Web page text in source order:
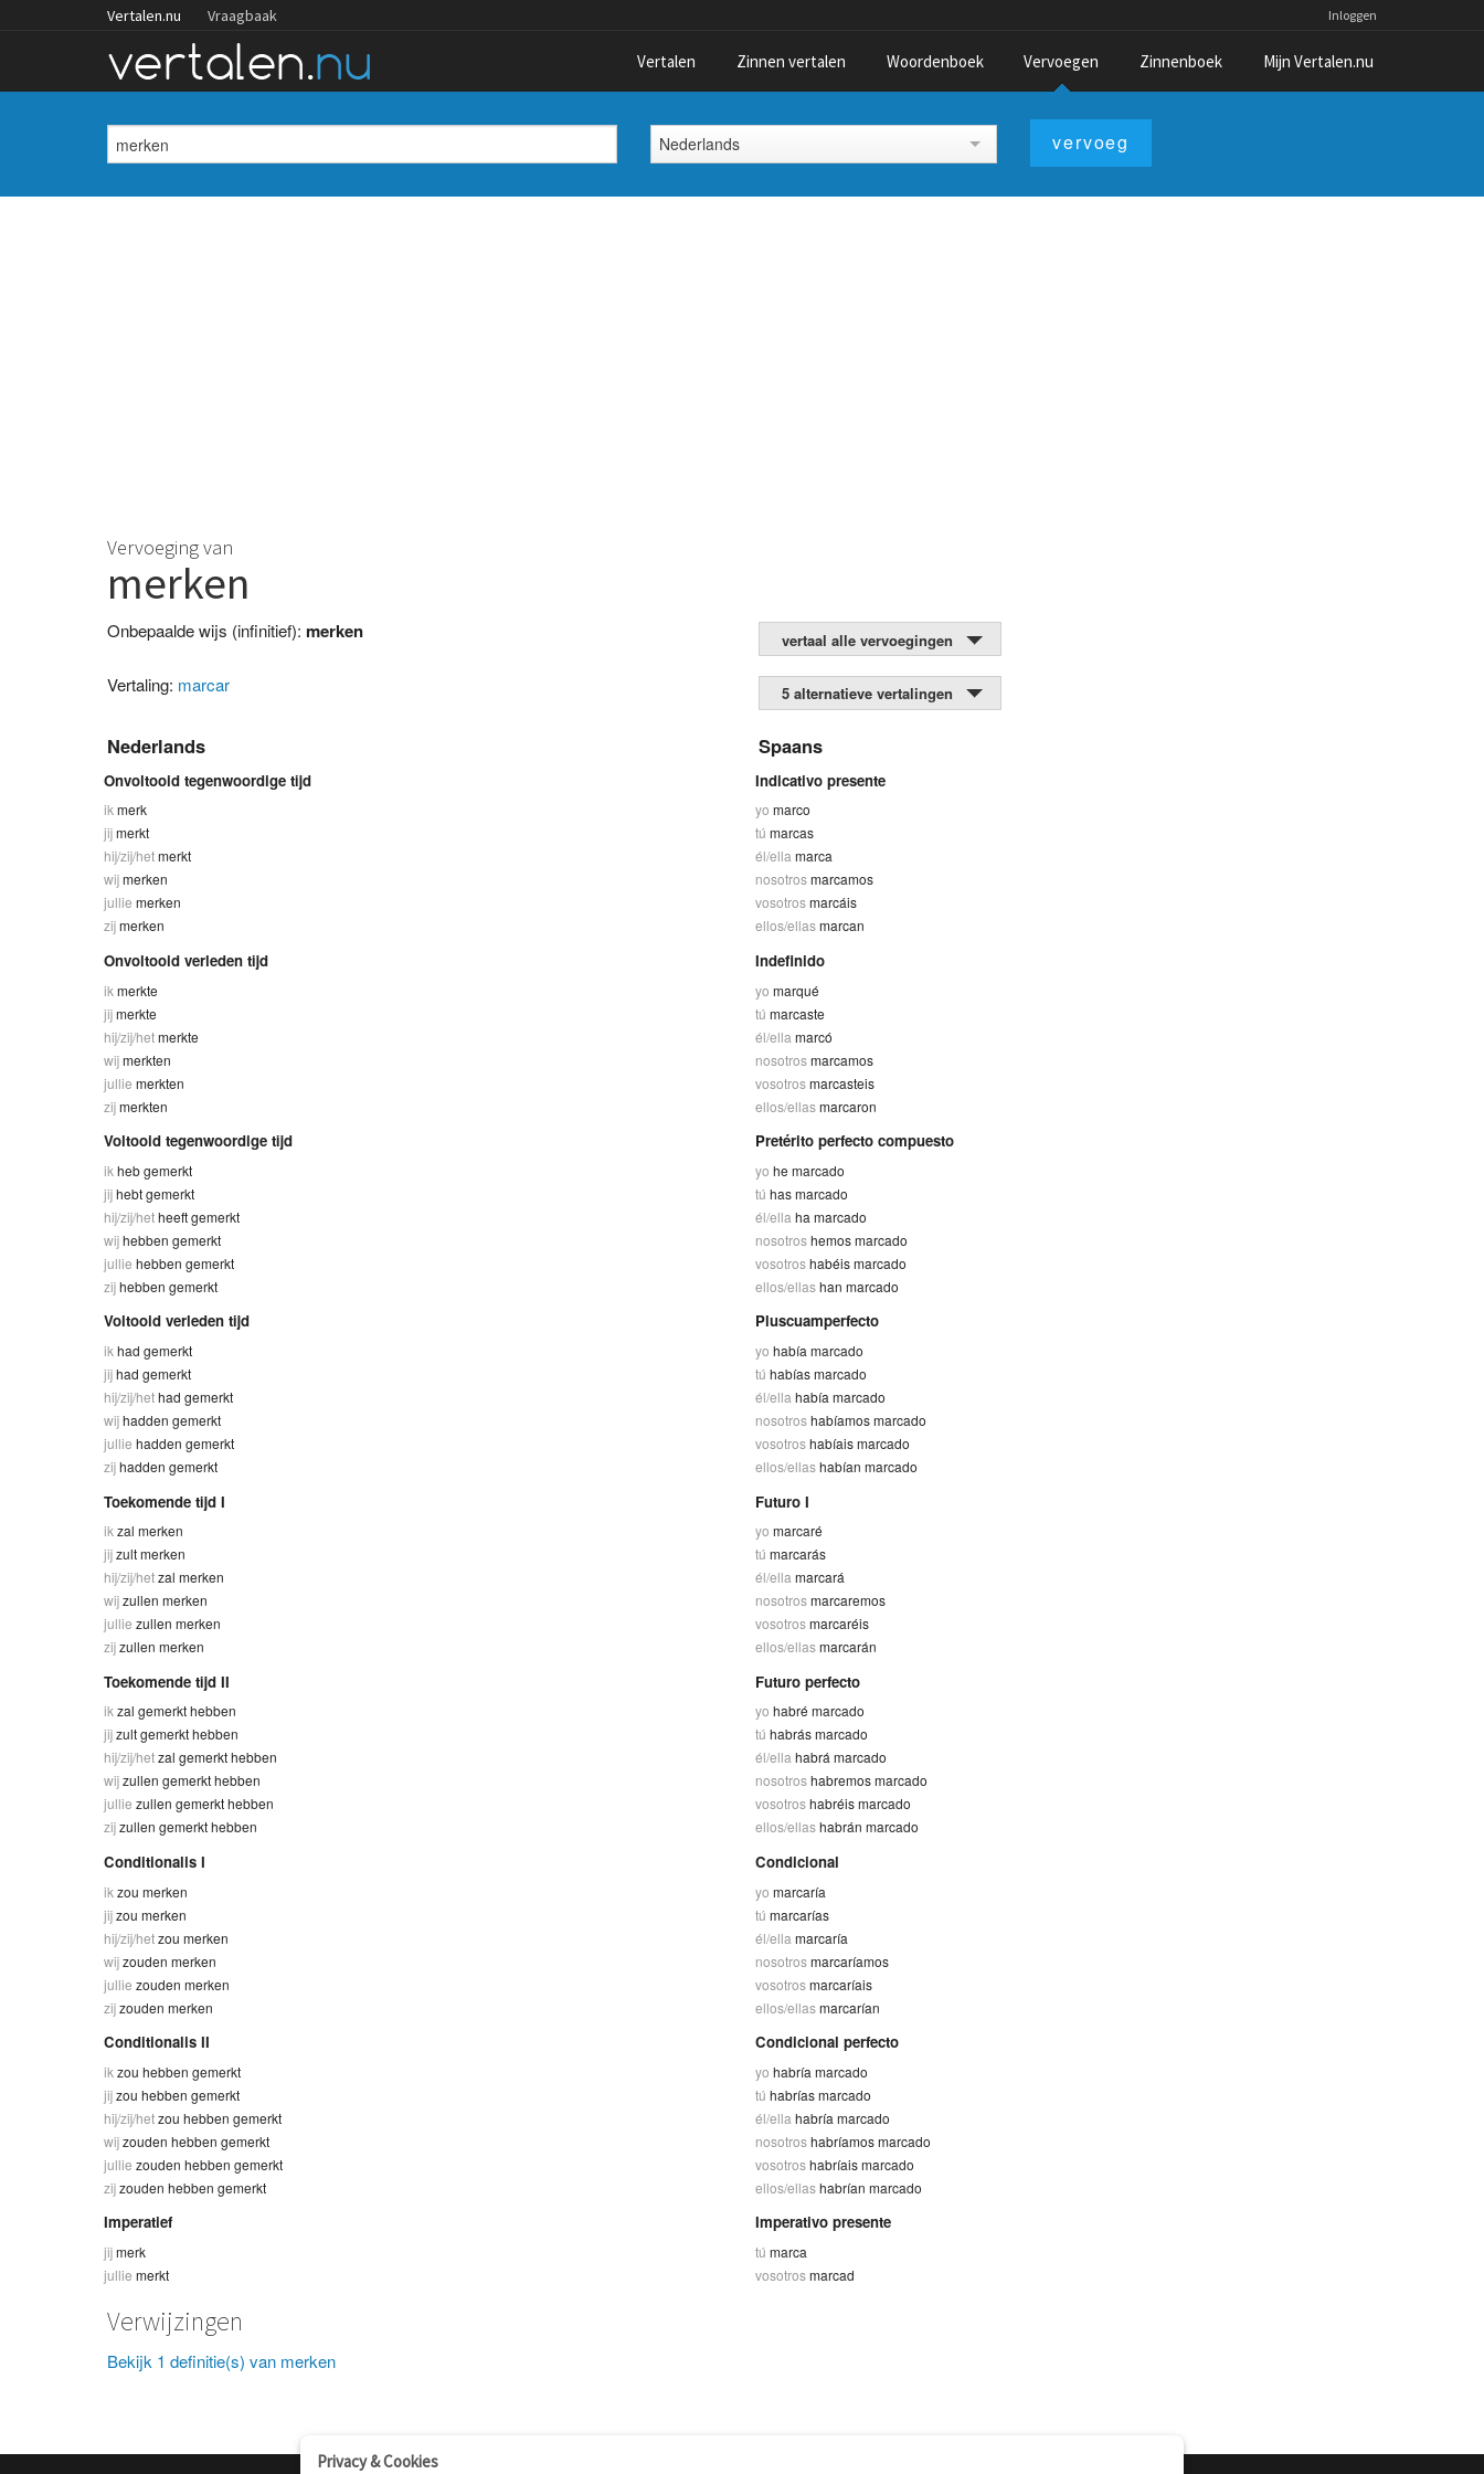
Vertalen.nu Vraagbaak Inloggen
Vertalen Zinnen vertalen Woordenboek Vervoegen Zinnenboek Mijn Vertalen.nu
Nederlands
Vervoeging van
merken
Onbepaalde wijs (infinitief): merken vertaal alle vervoegingen
Vertaling: marcar 5 alternatieve vertalingen
Nederlands Spaans
Onvoltooid tegenwoordige tijd
ik merk
jijmerkt
hij/zij/hetmerkt
wijmerken
jullie merken
zijmerken
Indicativo presente
yo marco
tú marcas
él/ella marca
nosotrosmarcamos
vosotrosmarcáis
ellos/ellasmarcan
Onvoltooid verleden tijd
ik merkte
jijmerkte
hij/zij/hetmerkte
wijmerkten
jullie merkten
zijmerkten
Indefinido
yo marqué
tú marcaste
él/ella marcó
nosotrosmarcamos
vosotrosmarcasteis
ellos/ellasmarcaron
Voltooid tegenwoordige tijd
ik heb gemerkt
jijhebt gemerkt
hij/zij/hetheeft gemerkt
wijhebben gemerkt
jullie hebben gemerkt
zijhebben gemerkt
Pretérito perfecto compuesto
yo he marcado
tú has marcado
él/ella ha marcado
nosotroshemos marcado
vosotroshabéis marcado
ellos/ellashan marcado
Voltooid verleden tijd
ik had gemerkt
jijhad gemerkt
hij/zij/hethad gemerkt
wijhadden gemerkt
jullie hadden gemerkt
zijhadden gemerkt
Pluscuamperfecto
yo había marcado
tú habías marcado
él/ella había marcado
nosotroshabíamos marcado
vosotroshabíais marcado
ellos/ellashabían marcado
Toekomende tijd I
ik zal merken
jijzult merken
hij/zij/hetzal merken
wijzullen merken
jullie zullen merken
zijzullen merken
Futuro I
yo marcaré
tú marcarás
él/ella marcará
nosotrosmarcaremos
vosotrosmarcaréis
ellos/ellasmarcarán
Toekomende tijd II
ikzal gemerkt hebben
jijzult gemerkt hebben
hij/zij/hetzal gemerkt hebben
wijzullen gemerkt hebben
jullie zullen gemerkt hebben
zijzullen gemerkt hebben
Futuro perfecto
yo habré marcado
tú habrás marcado
él/ellahabrá marcado
nosotroshabremos marcado
vosotroshabréis marcado
ellos/ellashabrán marcado
Conditionalis I
ik zou merken
jijzou merken
hij/zij/hetzou merken
wijzouden merken
jullie zouden merken
zijzouden merken
Condicional
yo marcaría
tú marcarías
él/ella marcaría
nosotrosmarcaríamos
vosotrosmarcaríais
ellos/ellasmarcarían
Conditionalis II
ik zou hebben gemerkt
jijzou hebben gemerkt
hij/zij/hetzou hebben gemerkt
wijzouden hebben gemerkt
jullie zouden hebben gemerkt
zijzouden hebben gemerkt
Condicional perfecto
yo habría marcado
tú habrías marcado
él/ella habría marcado
nosotroshabríamos marcado
vosotroshabríais marcado
ellos/ellashabrían marcado
Imperatief
jijmerk
jullie merkt
Imperativo presente
tú marca
vosotrosmarcad
Verwijzingen
Bekijk 1 definitie(s) van merken
Privacy & Cookies